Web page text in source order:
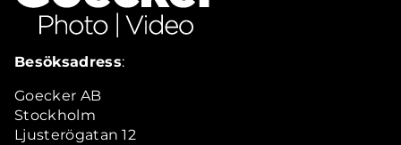
Besöksadress:
Goecker AB
Stockholm
Ljusterögatan 12